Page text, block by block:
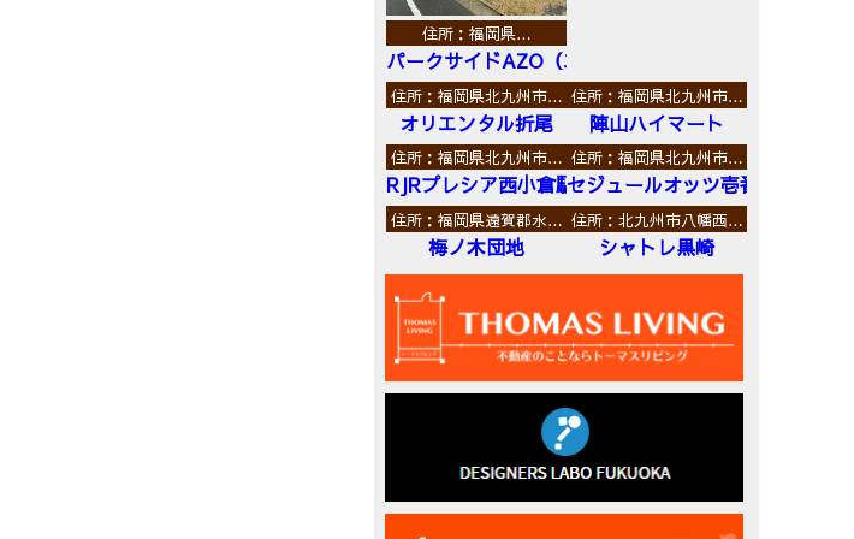
住所：福岡県…
パークサイドAZO（エーゼットオー）
住所：福岡県北九州市…
オリエンタル折尾
住所：福岡県北九州市…
陣山ハイマート
住所：福岡県北九州市…
RJRプレシア西小倉駅前
住所：福岡県北九州市…
セジュールオッツ壱番館
住所：福岡県遠賀郡水…
梅ノ木団地
住所：北九州市八幡西…
シャトレ黒崎